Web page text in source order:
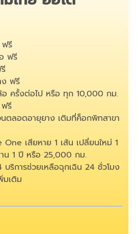
ฟรี
ฟรี
ง ฟรี
ครั้งต่อไป หรือ ทุก 10,000 กม.
รี
นตลอดอายุยาง เติมที่ค็อกพิทสาขา
One เสียหาย 1 เส้น เปลี่ยนใหม่ 1
น 1 ปี หรือ 25,000 กม.
บริการช่วยเหลือฉุกเฉิน 24 ชั่วโมง
มเติม